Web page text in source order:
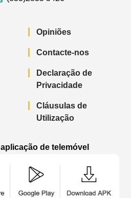
Opiniões
Contacte-nos
Declaração de
Privacidade
Cláusulas de
Utilização
de telemóvel